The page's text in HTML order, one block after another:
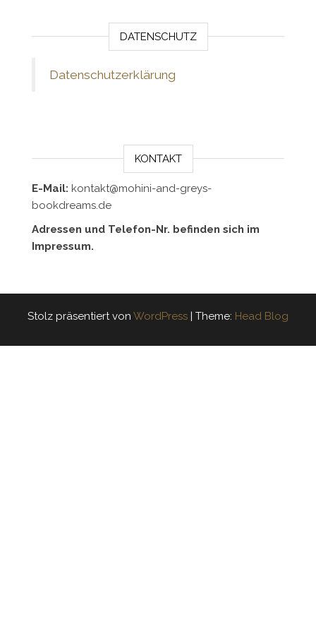
DATENSCHUTZ
Datenschutzerklärung
KONTAKT
E-Mail: kontakt@mohini-and-greys-
bookdreams.de
Adressen und Telefon-Nr. befinden sich im
Impressum.
Stolz präsentiert von WordPress | Theme: Head Blog